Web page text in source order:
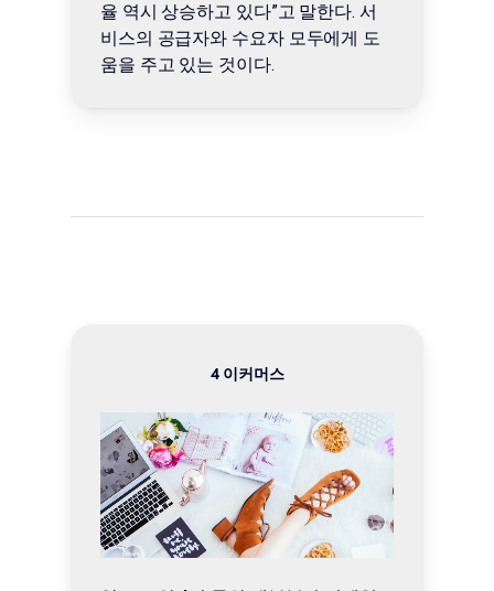
율 역시 상승하고 있다”고 말한다. 서
비스의 공급자와 수요자 모두에게 도
움을 주고 있는 것이다.
4 이커머스